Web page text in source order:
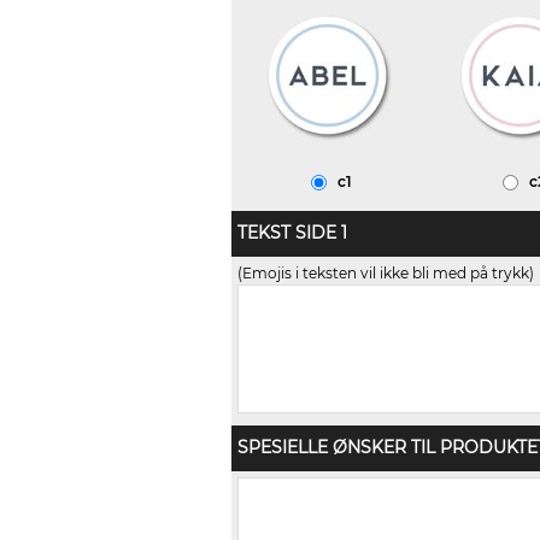
c1
TEKST SIDE 1
(Emojis i teksten vil ikke bli med på trykk)
SPESIELLE ØNSKER TIL